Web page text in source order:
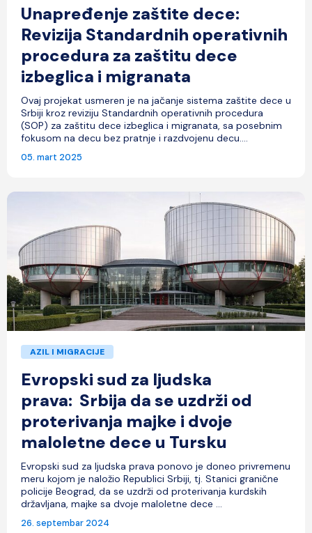
Unapređenje zaštite dece:
Revizija Standardnih operativnih
procedura za zaštitu dece
izbeglica i migranata
Ovaj projekat usmeren je na jačanje sistema zaštite dece u
Srbiji kroz reviziju Standardnih operativnih procedura
(SOP) za zaštitu dece izbeglica i migranata, sa posebnim
fokusom na decu bez pratnje i razdvojenu decu....
05. mart 2025
AZIL I MIGRACIJE
Evropski sud za ljudska
prava: Srbija da se uzdrži od
proterivanja majke i dvoje
maloletne dece u Tursku
Evropski sud za ljudska prava ponovo je doneo privremenu
meru kojom je naložio Republici Srbiji, tj. Stanici granične
policije Beograd, da se uzdrži od proterivanja kurdskih
državljana, majke sa dvoje maloletne dece ...
26. septembar 2024